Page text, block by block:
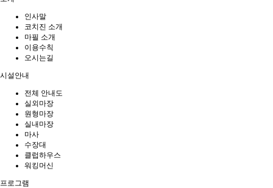
인사말
코치진 소개
마필 소개
이용수칙
오시는길
시설안내
전체 안내도
실외마장
원형마장
실내마장
마사
수장대
클럽하우스
워킹머신
프로그램